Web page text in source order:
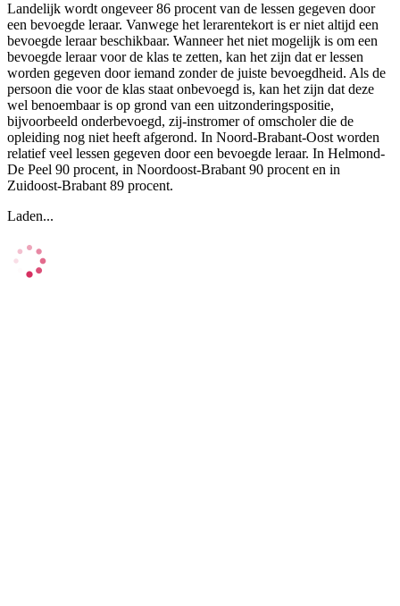
Landelijk wordt ongeveer 86 procent van de lessen gegeven door
een bevoegde leraar. Vanwege het lerarentekort is er niet altijd een
bevoegde leraar beschikbaar. Wanneer het niet mogelijk is om een
bevoegde leraar voor de klas te zetten, kan het zijn dat er lessen
worden gegeven door iemand zonder de juiste bevoegdheid. Als de
persoon die voor de klas staat onbevoegd is, kan het zijn dat deze
wel benoembaar is op grond van een uitzonderingspositie,
bijvoorbeeld onderbevoegd, zij-instromer of omscholer die de
opleiding nog niet heeft afgerond. In Noord-Brabant-Oost worden
relatief veel lessen gegeven door een bevoegde leraar. In Helmond-
De Peel 90 procent, in Noordoost-Brabant 90 procent en in
Zuidoost-Brabant 89 procent.
Laden...